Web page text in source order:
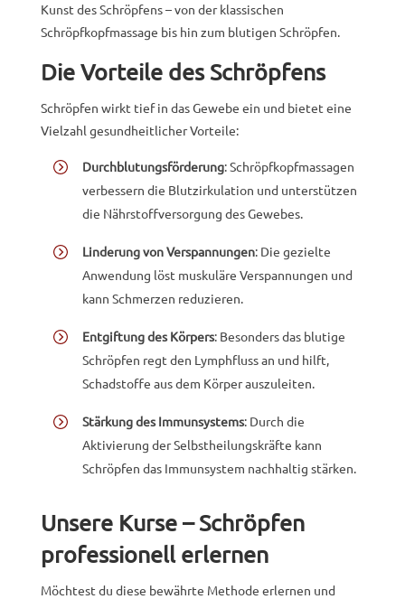
Kunst des Schröpfens – von der klassischen
Schröpfkopfmassage bis hin zum blutigen Schröpfen.
Die Vorteile des Schröpfens
Schröpfen wirkt tief in das Gewebe ein und bietet eine
Vielzahl gesundheitlicher Vorteile:
Durchblutungsförderung: Schröpfkopfmassagen
verbessern die Blutzirkulation und unterstützen
die Nährstoffversorgung des Gewebes.
Linderung von Verspannungen: Die gezielte
Anwendung löst muskuläre Verspannungen und
kann Schmerzen reduzieren.
Entgiftung des Körpers: Besonders das blutige
Schröpfen regt den Lymphfluss an und hilft,
Schadstoffe aus dem Körper auszuleiten.
Stärkung des Immunsystems: Durch die
Aktivierung der Selbstheilungskräfte kann
Schröpfen das Immunsystem nachhaltig stärken.
Unsere Kurse – Schröpfen
professionell erlernen
Möchtest du diese bewährte Methode erlernen und